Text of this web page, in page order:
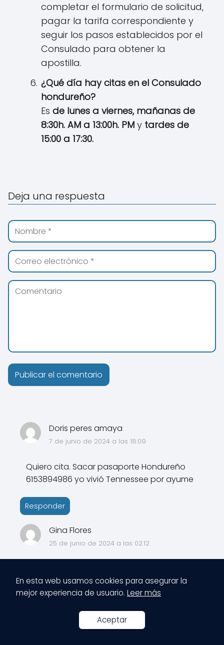
completar el formulario de solicitud,
pagar la tarifa correspondiente y
seguir los pasos establecidos por el
Consulado para obtener la
apostilla.
¿Qué día hay citas en el Consulado
hondureño?
Es de lunes a viernes, mañanas de
8:30h. AM a 13:00h. PM y tardes de
15:00 a 17:30.
Doris peres amaya
7 de junio de 2024 a las 18:09
Quiero cita. Sacar pasaporte Hondureño
6153894986 yo vivió Tennessee por ayume
Responder
Gina Flores
25 de junio de 2024 a las 02:12
el pasaporte?
Deja una respuesta
En esta web usamos cookies para asegurar la
mejor experiencia de usuario. Leer más
Aceptar